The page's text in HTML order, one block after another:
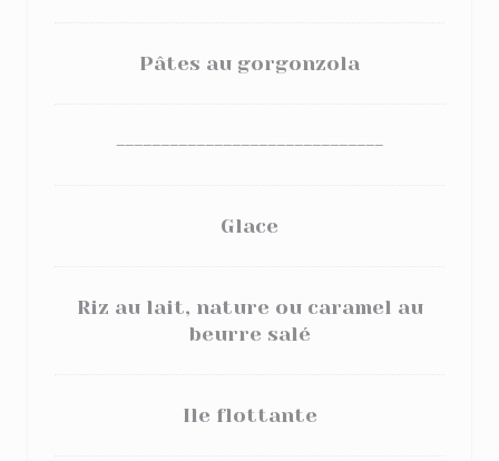
Pâtes au gorgonzola
------------------------------
Glace
Riz au lait, nature ou caramel au
beurre salé
Ile flottante